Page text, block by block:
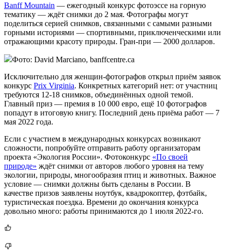
Banff Mountain — ежегодный конкурс фотоэссе на горную
тематику — ждёт снимки до 2 мая. Фотографы могут
поделиться серией снимков, связанными с самыми разными
горными историями — спортивными, приключенческими или
отражающими красоту природы. Гран-при — 2000 долларов.
Фото: David Marciano, banffcentre.ca
Исключительно для женщин-фотографов открыл приём заявок
конкурс Prix Virginia. Конкретных категорий нет: от участниц
требуются 12-18 снимков, объединённых одной темой.
Главный приз — премия в 10 000 евро, ещё 10 фотографов
попадут в итоговую книгу. Последний день приёма работ — 7
мая 2022 года.
Если с участием в международных конкурсах возникают
сложности, попробуйте отправить работу организаторам
проекта «Экология России». Фотоконкурс «По своей
природе» ждёт снимки от авторов любого уровня на тему
экологии, природы, многообразия птиц и животных. Важное
условие — снимки должны быть сделаны в России. В
качестве призов заявлены ноутбук, квадрокоптер, фэтбайк,
туристическая поездка. Времени до окончания конкурса
довольно много: работы принимаются до 1 июля 2022-го.